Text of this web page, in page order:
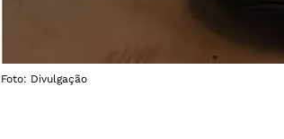
Foto: Divulgação